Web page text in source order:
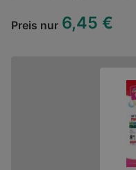
Preis nur 6,45 €